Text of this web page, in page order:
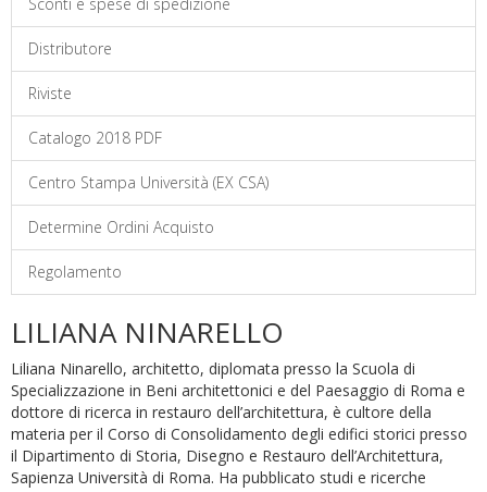
Distributore
Riviste
Catalogo 2018 PDF
Centro Stampa Università (EX CSA)
Determine Ordini Acquisto
Regolamento
LILIANA NINARELLO
Liliana Ninarello, architetto, diplomata presso la Scuola di
Specializzazione in Beni architettonici e del Paesaggio di Roma e
dottore di ricerca in restauro dell’architettura, è cultore della
materia per il Corso di Consolidamento degli edifici storici presso
il Dipartimento di Storia, Disegno e Restauro dell’Architettura,
Sapienza Università di Roma. Ha pubblicato studi e ricerche